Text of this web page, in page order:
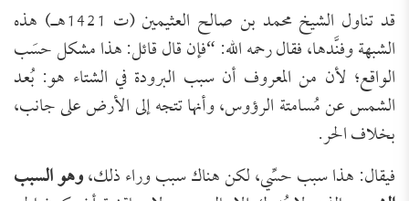
قد تناول الشيخ محمد بن صالح العثيمين (ت 1421هـ) هذه
الشبهة وفنَّدها، فقال رحمه الله: “فإن قال قائل: هذا مشكل حسَب
الواقع؛ لأن من المعروف أن سبب البرودة في الشتاء هو: بُعد
الشمس عن مُسامتة الرؤوس، وأنها تتجه إلى الأرض على جانب،
بخلاف الحر.
فيقال: هذا سبب حسِّي، لكن هناك سبب وراء ذلك،وهو السبب